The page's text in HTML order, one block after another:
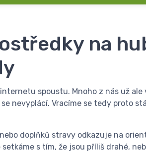
na
spoustu. Mnoho z nás už
nevyplácí. Vracíme se tedy proto
doplňků stravy odkazuje na
setkáme s tím, že jsou příliš drahé,